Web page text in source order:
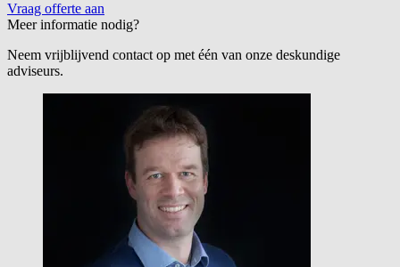
Vraag offerte aan
Meer informatie nodig?
Neem vrijblijvend contact op met één van onze deskundige
adviseurs.